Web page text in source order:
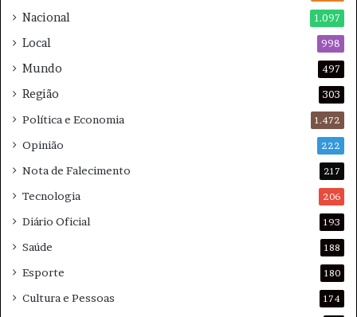
o
r
Nacional 1.097
Local 998
Mundo 497
Região 303
Política e Economia 1.472
Opinião 222
Nota de Falecimento 217
Tecnologia 206
Diário Oficial 193
Saúde 188
Esporte 180
Cultura e Pessoas 174